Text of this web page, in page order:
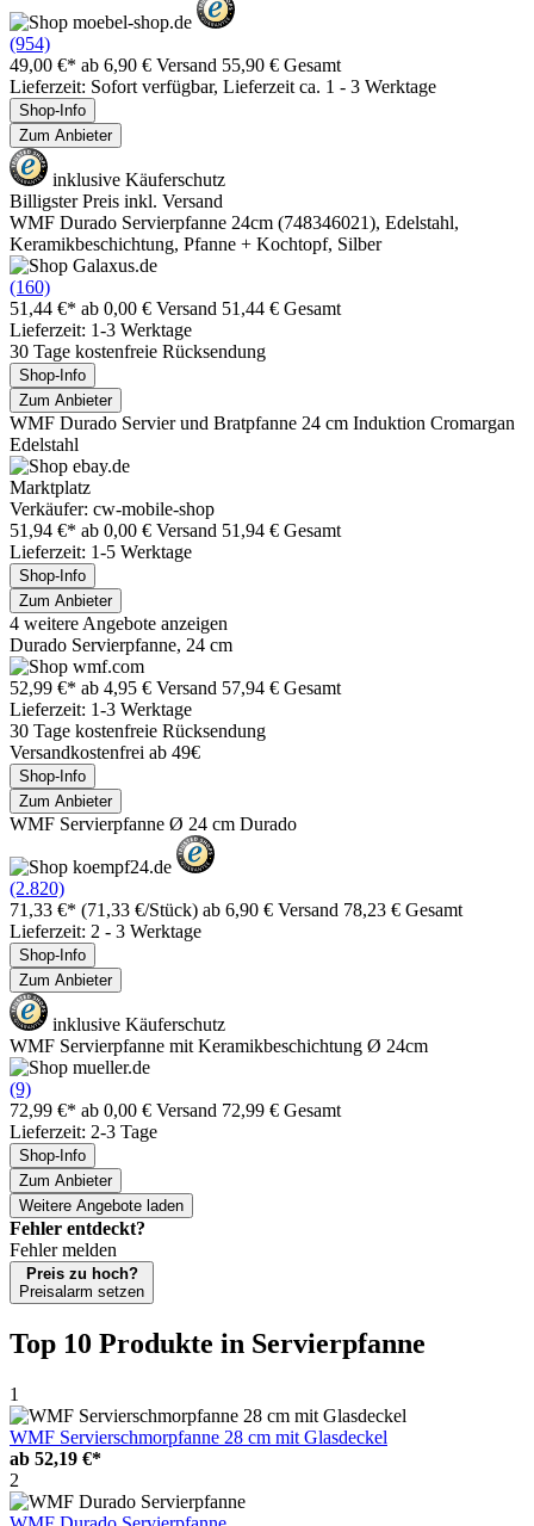
(954)
49,00 €* ab 6,90 € Versand 55,90 € Gesamt
Lieferzeit: Sofort verfügbar, Lieferzeit ca. 1 - 3 Werktage
Shop-Info
Zum Anbieter
inklusive Käuferschutz
Billigster Preis inkl. Versand
WMF Durado Servierpfanne 24cm (748346021), Edelstahl,
Keramikbeschichtung, Pfanne + Kochtopf, Silber
(160)
51,44 €* ab 0,00 € Versand 51,44 € Gesamt
Lieferzeit: 1-3 Werktage
30 Tage kostenfreie Rücksendung
Shop-Info
Zum Anbieter
WMF Durado Servier und Bratpfanne 24 cm Induktion Cromargan
Edelstahl
Marktplatz
Verkäufer: cw-mobile-shop
51,94 €* ab 0,00 € Versand 51,94 € Gesamt
Lieferzeit: 1-5 Werktage
Shop-Info
Zum Anbieter
4 weitere Angebote anzeigen
Durado Servierpfanne, 24 cm
52,99 €* ab 4,95 € Versand 57,94 € Gesamt
Lieferzeit: 1-3 Werktage
30 Tage kostenfreie Rücksendung
Versandkostenfrei ab 49€
Shop-Info
Zum Anbieter
WMF Servierpfanne Ø 24 cm Durado
(2.820)
71,33 €* (71,33 €/Stück) ab 6,90 € Versand 78,23 € Gesamt
Lieferzeit: 2 - 3 Werktage
Shop-Info
Zum Anbieter
inklusive Käuferschutz
WMF Servierpfanne mit Keramikbeschichtung Ø 24cm
(9)
72,99 €* ab 0,00 € Versand 72,99 € Gesamt
Lieferzeit: 2-3 Tage
Shop-Info
Zum Anbieter
Weitere Angebote laden
Fehler entdeckt?
Fehler melden
Preis zu hoch?
Preisalarm setzen
Top 10 Produkte in Servierpfanne
1
WMF Servierschmorpfanne 28 cm mit Glasdeckel
ab 52,19 €*
2